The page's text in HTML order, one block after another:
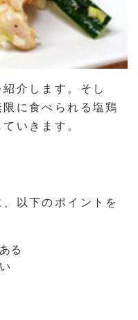
介します。そし
に食べられる塩鶏
いきます。
以下のポイントを
る